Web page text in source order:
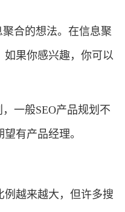
合的想法。在信息聚
如果你感兴趣，你可以
一般SEO产品规划不
有产品经理。
越来越大，但许多搜